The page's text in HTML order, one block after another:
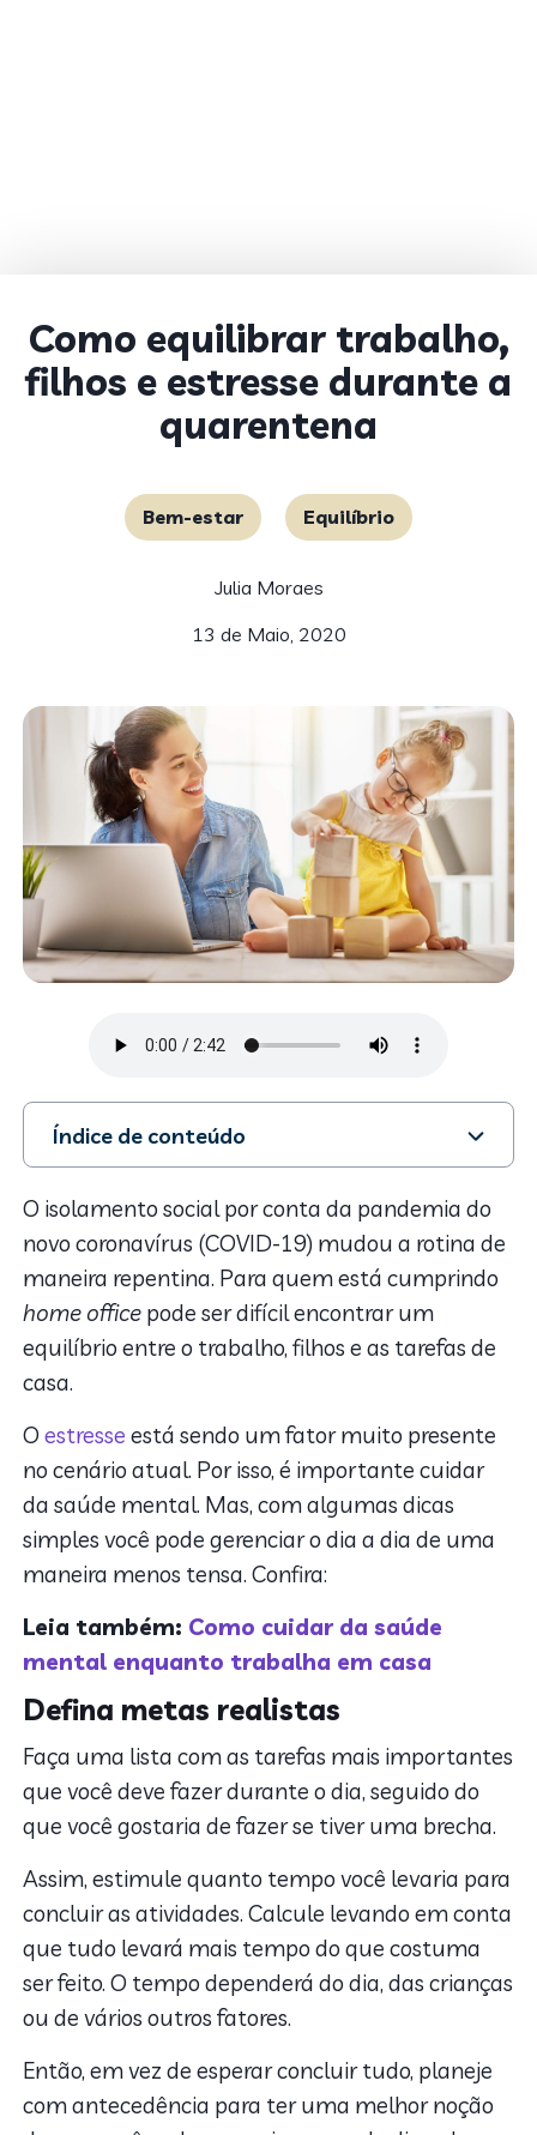
Como equilibrar trabalho,
filhos e estresse durante a
quarentena
Bem-estar Equilíbrio
Julia Moraes
13 de Maio, 2020
Índice de conteúdo
1. Defina metas realistas
2. Aceite mudar a rotina
3. Tenha um espaço destinado ao trabalho
5. Saiba que isso é apenas uma fase
O isolamento social por conta da pandemia do
novo coronavírus (COVID-19) mudou a rotina de
maneira repentina. Para quem está cumprindo
home office pode ser difícil encontrar um
equilíbrio entre o trabalho, filhos e as tarefas de
casa.
Oestresse está sendo um fator muito presente
no cenário atual. Por isso, é importante cuidar
da saúde mental. Mas, com algumas dicas
simples você pode gerenciar o dia a dia de uma
maneira menos tensa. Confira:
Leia também: Como cuidar da saúde
mental enquanto trabalha em casa
Defina metas realistas
Faça uma lista com as tarefas mais importantes
que você deve fazer durante o dia, seguido do
que você gostaria de fazer se tiver uma brecha.
Assim, estimule quanto tempo você levaria para
concluir as atividades. Calcule levando em conta
que tudo levará mais tempo do que costuma
ser feito. O tempo dependerá do dia, das crianças
ou de vários outros fatores.
Então, em vez de esperar concluir tudo, planeje
com antecedência para ter uma melhor noção